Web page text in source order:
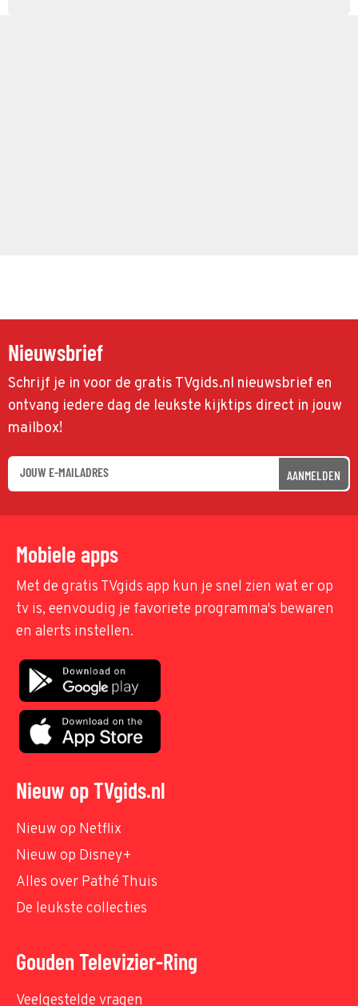
Nieuwsbrief
Schrijf je in voor de gratis TVgids.nl nieuwsbrief en
ontvang iedere dag de leukste kijktips direct in jouw
mailbox!
AANMELDEN
Mobiele apps
Met de gratis TVgids app kun je snel zien wat er op
tv is, eenvoudig je favoriete programma's bewaren
en alerts instellen.
Nieuw op TVgids.nl
Nieuw op Netflix
Nieuw op Disney+
Alles over Pathé Thuis
De leukste collecties
Gouden Televizier-Ring
Veelgestelde vragen